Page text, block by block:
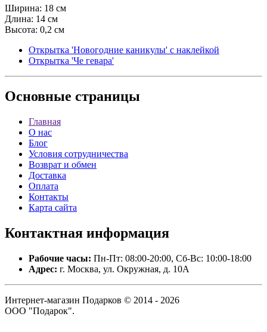
Ширина: 18 см
Длина: 14 см
Высота: 0,2 см
Открытка 'Новогодние каникулы' с наклейкой
Открытка 'Че гевара'
Основные страницы
Главная
О нас
Блог
Условия сотрудничества
Возврат и обмен
Доставка
Оплата
Контакты
Карта сайта
Контактная информация
Рабочие часы: Пн-Пт: 08:00-20:00, Сб-Вс: 10:00-18:00
Адрес: г. Москва, ул. Окружная, д. 10А
Интернет-магазин Подарков © 2014 - 2026
ООО "Подарок".